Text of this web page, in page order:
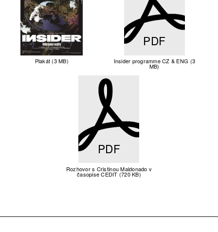
Plakát (3 MB)
PDF
Insider programme CZ & ENG (3
MB)
PDF
Rozhovor s Cristinou Maldonado v
časopise CEDIT (720 KB)